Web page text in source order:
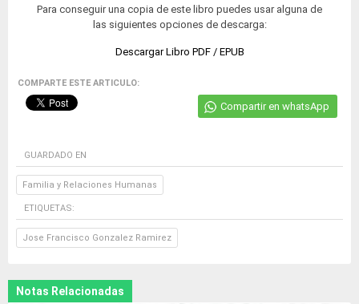
Para conseguir una copia de este libro puedes usar alguna de
las siguientes opciones de descarga:
Descargar Libro PDF / EPUB
COMPARTE ESTE ARTICULO:
Compartir en whatsApp
GUARDADO EN
Familia y Relaciones Humanas
ETIQUETAS:
Jose Francisco Gonzalez Ramirez
Notas Relacionadas